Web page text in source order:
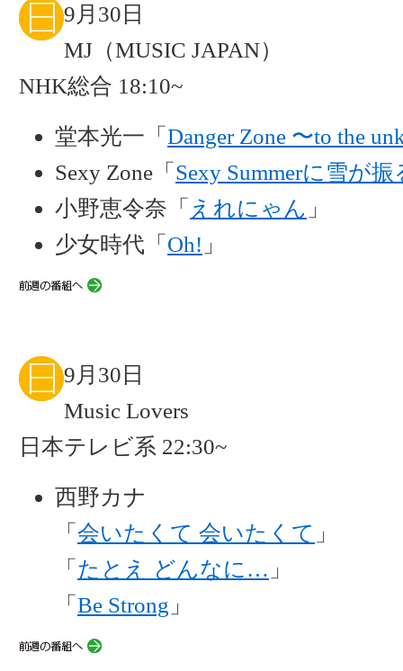
9月30日
MJ（MUSIC JAPAN）
NHK総合 18:10~
堂本光一「 Danger Zone 〜to the
Sexy Zone「 Sexy Summerに雪が振
小野恵令奈「 えれにゃん 」
少女時代「 Oh! 」
9月30日
Music Lovers
日本テレビ系 22:30~
西野カナ
「 会いたくて 会いたくて 」
「 たとえ どんなに… 」
「 Be Strong 」